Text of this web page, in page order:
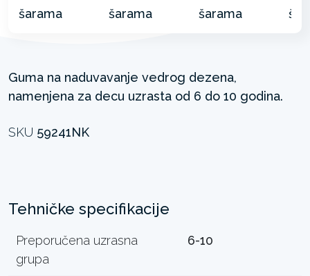
Guma na naduvavanje vedrog dezena,
namenjena za decu uzrasta od 6 do 10 godina.
SKU 59241NK
Tehničke specifikacije
Preporučena uzrasna
grupa
6-10